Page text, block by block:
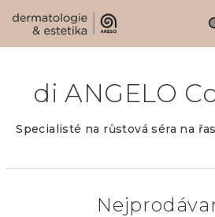
di ANGELO
Specialisté na růstová séra na